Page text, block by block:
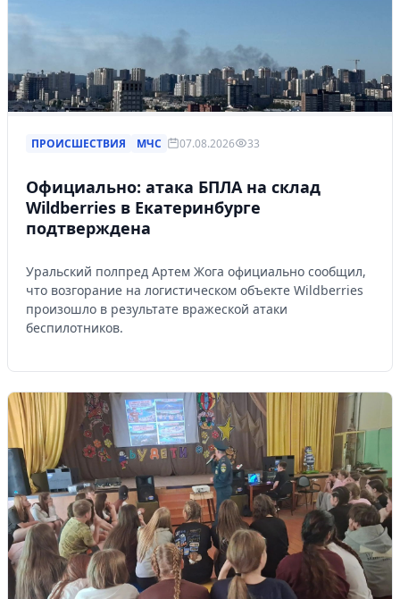
ПРОИСШЕСТВИЯ МЧС 07.08.2026 33
Официально: атака БПЛА на склад
Wildberries в Екатеринбурге
подтверждена
Уральский полпред Артем Жога официально сообщил,
что возгорание на логистическом объекте Wildberries
произошло в результате вражеской атаки
беспилотников.